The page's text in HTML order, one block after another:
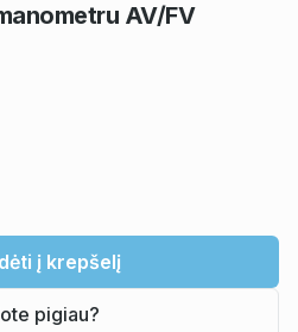
AV/FV
į krepšelį
pigiau?